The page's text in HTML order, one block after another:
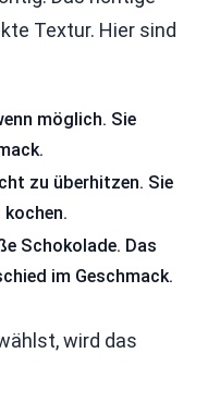
Textur. Hier sind
möglich. Sie
zu überhitzen. Sie
Schokolade. Das
im Geschmack.
wird das